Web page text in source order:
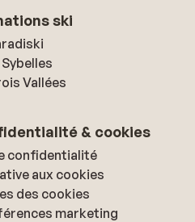
ski
Vallées
& cookies
confidentialité
aux cookies
des cookies
marketing